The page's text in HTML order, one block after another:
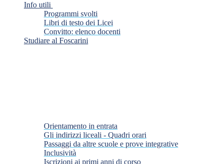
Info utili
Programmi svolti
Libri di testo dei Licei
Convitto: elenco docenti
Studiare al Foscarini
Orientamento in entrata
Gli indirizzi liceali - Quadri orari
Passaggi da altre scuole e prove integrative
Inclusività
Iscrizioni ai primi anni di corso